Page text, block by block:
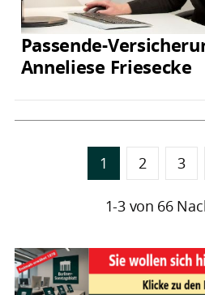
Passende-
Anneliese Friesecke
1 2 3
1-3 von 66